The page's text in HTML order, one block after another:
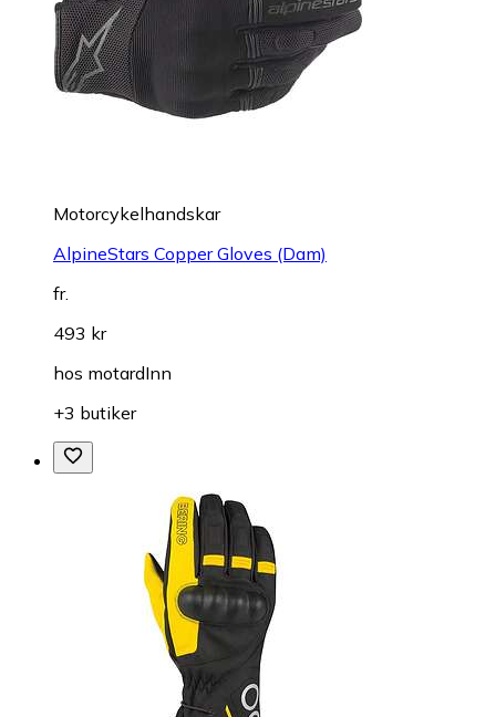
Motorcykelhandskar
AlpineStars Copper Gloves (Dam)
fr.
493 kr
hos motardInn
+3 butiker